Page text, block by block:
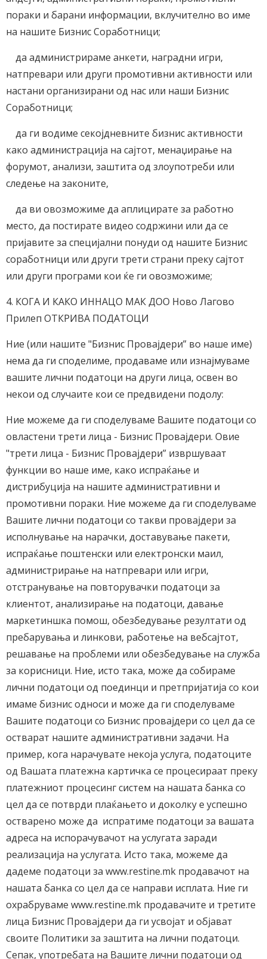
пораки и барани информации, вклучително во име
на нашите Бизнис Соработници;
да администрираме анкети, наградни игри,
натпревари или други промотивни активности или
настани организирани од нас или наши Бизнис
Соработници;
да ги водиме секојдневните бизнис активности
како администрација на сајтот, менаџирање на
форумот, анализи, заштита од злоупотреби или
следење на законите,
да ви овозможиме да аплицирате за работно
место, да постирате видео содржини или да се
пријавите за специјални понуди од нашите Бизнис
соработници или други трети страни преку сајтот
или други програми кои ќе ги овозможиме;
4. КОГА И КАКО ИННАЦО МАК ДОО Ново Лагово
Прилеп ОТКРИВА ПОДАТОЦИ
Ние (или нашите "Бизнис Провајдери” во наше име)
нема да ги споделиме, продаваме или изнајмуваме
вашите лични податоци на други лица, освен во
некои од случаите кои се предвидени подолу:
Ние можеме да ги споделуваме Вашите податоци со
овластени трети лица - Бизнис Провајдери. Овие
"трети лица - Бизнис Провајдери” извршуваат
функции во наше име, како испраќање и
дистрибуција на нашите административни и
промотивни пораки. Ние можеме да ги споделуваме
Вашите лични податоци со такви провајдери за
исполнување на нарачки, доставување пакети,
испраќање поштенски или електронски маил,
администрирање на натпревари или игри,
отстранување на повторувачки податоци за
клиентот, анализирање на податоци, давање
маркетиншка помош, обезбедување резултати од
пребарувања и линкови, работење на вебсајтот,
решавање на проблеми или обезбедување на служба
за корисници. Ние, исто така, може да собираме
лични податоци од поединци и претпријатија со кои
имаме бизнис односи и може да ги споделуваме
Вашите податоци со Бизнис провајдери со цел да се
остварат нашите административни задачи. На
пример, кога нарачувате некоја услуга, податоците
од Вашата платежна картичка се процесираат преку
платежниот процесинг систем на нашата банка со
цел да се потврди плаќањето и доколку е успешно
остварено може да испратиме податоци за вашата
адреса на испорачувачот на услугата заради
реализација на услугата. Исто така, можеме да
дадеме податоци за www.restine.mk продавачот на
нашата банка со цел да се направи исплата. Ние ги
охрабруваме www.restine.mk продавачите и третите
лица Бизнис Провајдери да ги усвојат и објават
своите Политики за заштита на лични податоци.
Сепак, употребата на Вашите лични податоци од